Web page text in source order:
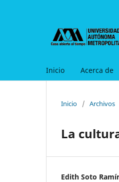
Inicio Acerca de
Inicio / Archivos
La
Edith Soto